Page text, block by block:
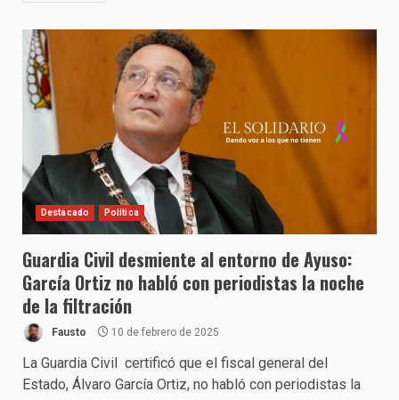
Destacado Política
Guardia Civil desmiente al entorno de Ayuso:
García Ortiz no habló con periodistas la noche
de la filtración
Fausto 10 de febrero de 2025
La Guardia Civil certificó que el fiscal general del
Estado, Álvaro García Ortiz, no habló con periodistas la